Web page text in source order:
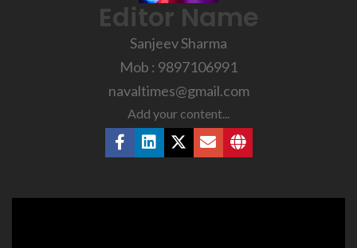
Editor Name
Sanjeev Sharma
Mob : 9897106991
navaltimes@gmail.com
Add your content...